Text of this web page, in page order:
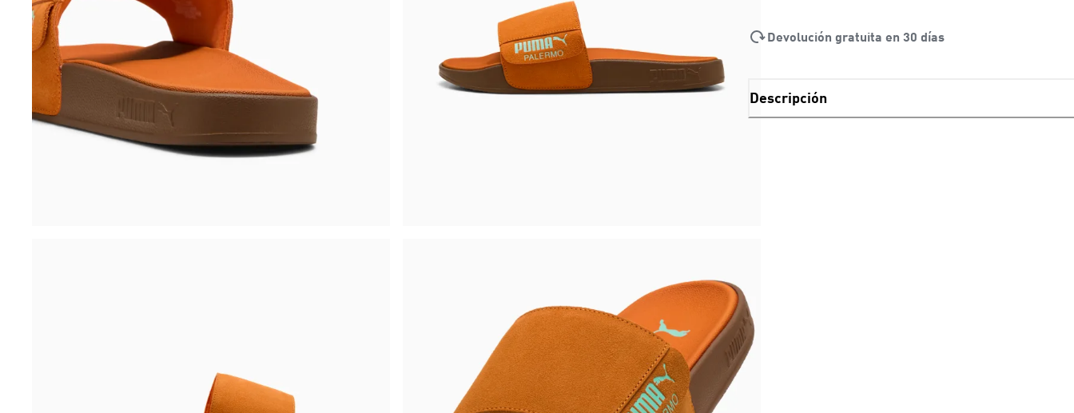
Devolución gratuita en 30 días
Descripción